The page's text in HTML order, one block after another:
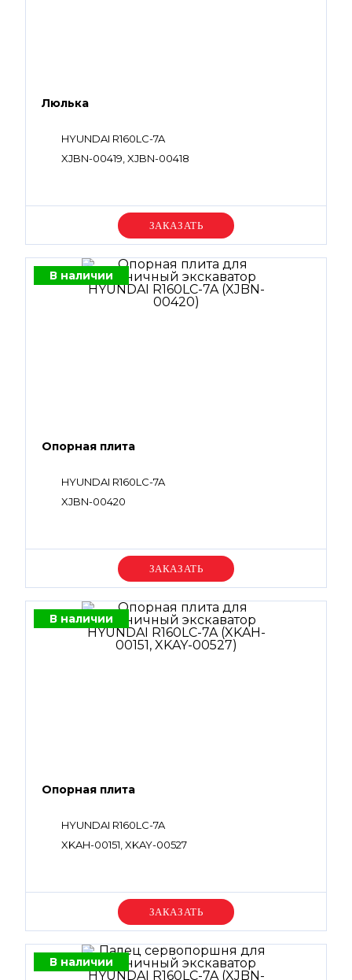
Люлька
HYUNDAI R160LC-7A
XJBN-00419, XJBN-00418
Уточняйте цену
В наличии
Опорная плита
HYUNDAI R160LC-7A
XJBN-00420
Уточняйте цену
В наличии
Опорная плита
HYUNDAI R160LC-7A
XKAH-00151, XKAY-00527
Уточняйте цену
В наличии